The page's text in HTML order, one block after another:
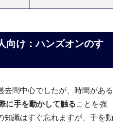
向け：ハンズオンのす
去問中心でしたが、時間がある
に手を動かして触ることを強
知識はすぐ忘れますが、手を動